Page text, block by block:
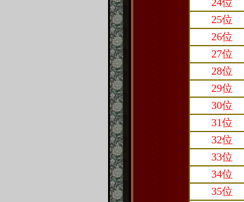
24位
25位
26位
27位
28位
29位
30位
31位
32位
33位
34位
35位